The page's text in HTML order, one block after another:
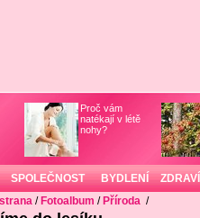
Proč vám
natékají v létě
nohy?
SPOLEČNOST BYDLENÍ ZDRAVÍ
/ Fotoalbum / Příroda /